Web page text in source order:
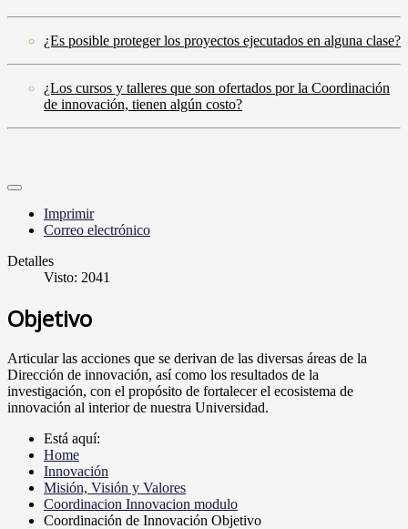
¿Es posible proteger los proyectos ejecutados en alguna clase?
¿Los cursos y talleres que son ofertados por la Coordinación
de innovación, tienen algún costo?
Imprimir
Correo electrónico
Detalles
Visto: 2041
Objetivo
Articular las acciones que se derivan de las diversas áreas de la
Dirección de innovación, así como los resultados de la
investigación, con el propósito de fortalecer el ecosistema de
innovación al interior de nuestra Universidad.
Está aquí:
Home
Innovación
Misión, Visión y Valores
Coordinacion Innovacion modulo
Coordinación de Innovación Objetivo